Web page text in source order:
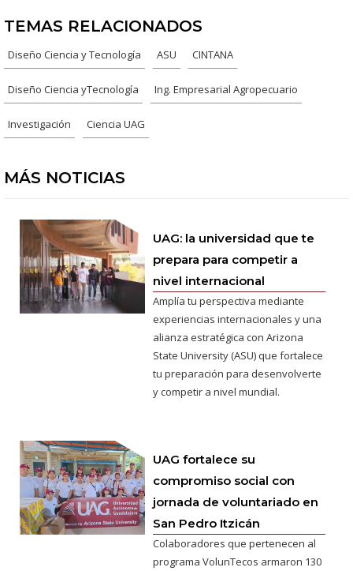
TEMAS RELACIONADOS
Diseño Ciencia y Tecnología ASU CINTANA
Diseño Ciencia yTecnología Ing. Empresarial Agropecuario
Investigación Ciencia UAG
MÁS NOTICIAS
UAG: la universidad que te
prepara para competir a
nivel internacional
Amplía tu perspectiva mediante
experiencias internacionales y una
alianza estratégica con Arizona
State University (ASU) que fortalece
tu preparación para desenvolverte
y competir a nivel mundial.
UAG fortalece su
compromiso social con
jornada de voluntariado en
San Pedro Itzicán
Colaboradores que pertenecen al
programa VolunTecos armaron 130